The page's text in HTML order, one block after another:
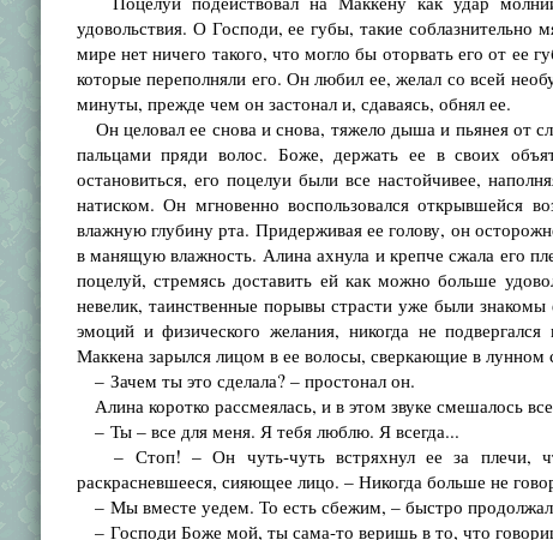
удовольствия. О Господи, ее губы, такие
мире нет ничего такого, что могло бы оторвать его от ее
которые переполняли его. Он любил ее, желал со всей
минуты, прежде чем он застонал и, сдаваясь, обнял ее.
Он целовал ее снова и снова, тяжело дыша и пьянея от
пальцами пряди волос. Боже, держать ее в своих
остановиться, его поцелуи были все настойчивее,
натиском. Он мгновенно воспользовался открывшейся
влажную глубину рта. Придерживая ее голову, он
в манящую влажность. Алина ахнула и крепче сжала его
поцелуй, стремясь доставить ей как можно больше
невелик, таинственные порывы страсти уже были
эмоций и физического желания, никогда не
Маккена зарылся лицом в ее волосы, сверкающие в лунном
– Зачем ты это сделала? – простонал он.
Алина коротко рассмеялась, и в этом звуке смешалось
– Ты – все для меня. Я тебя люблю. Я всегда...
– Стоп! – Он чуть-чуть встряхнул ее за плечи,
раскрасневшееся, сияющее лицо. – Никогда больше не
– Мы вместе уедем. То есть сбежим, – быстро
– Господи Боже мой, ты сама-то веришь в то, что